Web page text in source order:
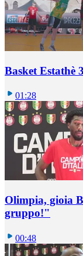
Basket Estathè
01:28
Olimpia, gioia
gruppo!"
00:48